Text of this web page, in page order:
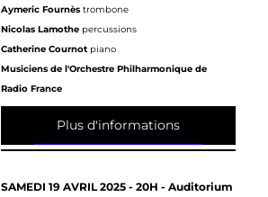
Aymeric Fournèstrombone
Nicolas Lamothe percussions
Catherine Cournot piano
Musiciens de l'Orchestre Philharmonique de
Radio France
Plus d'informations
SAMEDI 19 AVRIL 2025 - 20H - Auditorium